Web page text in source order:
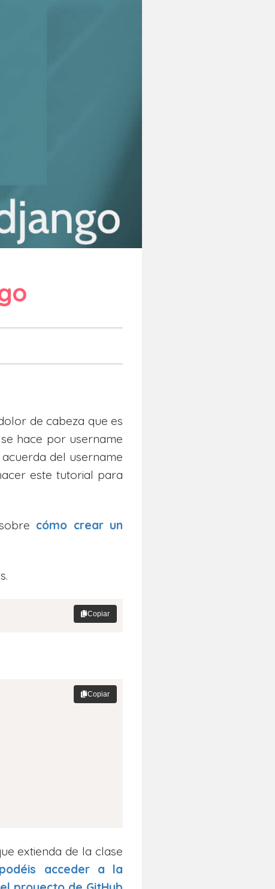
de cabeza que es
se hace por username
del username
este tutorial para
cómo crear un
Copiar
Copiar
extienda de la clase
podéis acceder a la